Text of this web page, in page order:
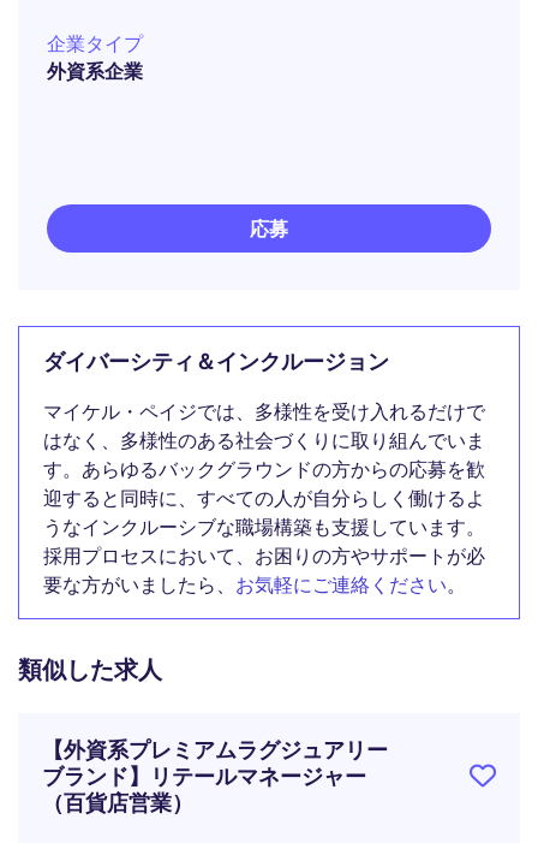
企業タイプ
外資系企業
応募
ダイバーシティ＆インクルージョン
マイケル・ペイジでは、多様性を受け入れるだけで
はなく、多様性のある社会づくりに取り組んでいま
す。あらゆるバックグラウンドの方からの応募を歓
迎すると同時に、すべての人が自分らしく働けるよ
うなインクルーシブな職場構築も支援しています。
採用プロセスにおいて、お困りの方やサポートが必
要な方がいましたら、 お気軽にご連絡ください。
類似した求人
【外資系プレミアムラグジュアリー
ブランド】リテールマネージャー
（百貨店営業）